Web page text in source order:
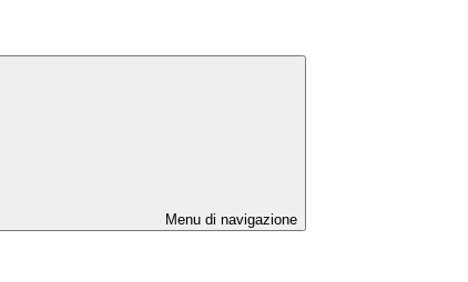
Menu di navigazione